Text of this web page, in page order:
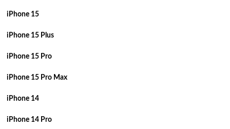
iPhone 15
iPhone 15 Plus
iPhone 15 Pro
iPhone 15 Pro Max
iPhone 14
iPhone 14 Pro